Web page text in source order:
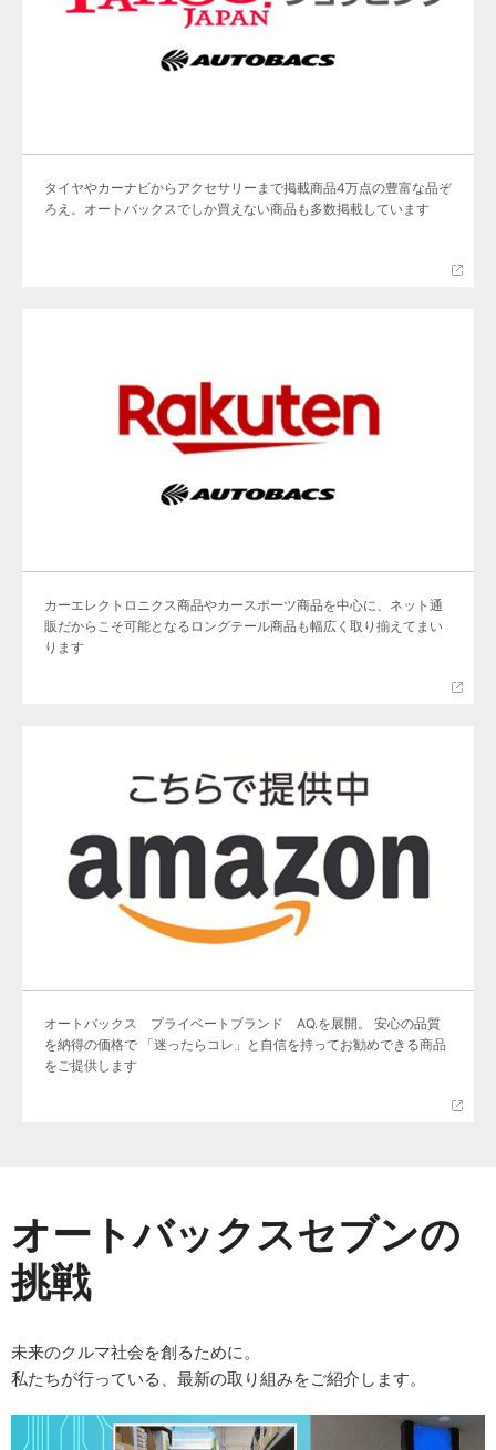
タイヤやカーナビからアクセサリーまで掲載商品4万点の豊富な品ぞ
ろえ。オートバックスでしか買えない商品も多数掲載しています
カーエレクトロニクス商品やカースポーツ商品を中心に、ネット通
販だからこそ可能となるロングテール商品も幅広く取り揃えてまい
ります
オートバックス プライベートブランド AQ.を展開。 安心の品質
を納得の価格で 「迷ったらコレ」と自信を持ってお勧めできる商品
をご提供します
オートバックスセブンの
挑戦
未来のクルマ社会を創るために。
私たちが行っている、最新の取り組みをご紹介します。